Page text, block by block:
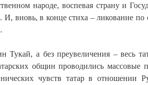
народе, воспевая страну и
И, вновь, в конце стиха – ликование
Тукай, а без преувеличения – весь
общин проводились
чувств татар в